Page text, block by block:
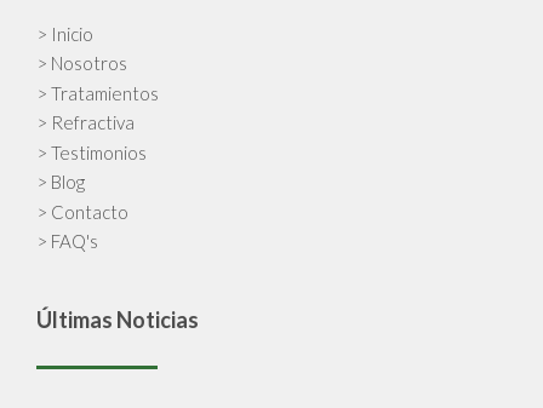
> Inicio
> Nosotros
> Tratamientos
> Refractiva
> Testimonios
> Blog
> Contacto
> FAQ's
Últimas Noticias